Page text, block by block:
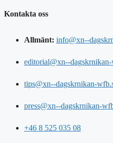
Kontakta oss
Allmänt: info@xn--
editorial@xn--
tips@xn--dagskrnikan-
press@xn--dagskrnikan-
+46 8 525 035 08